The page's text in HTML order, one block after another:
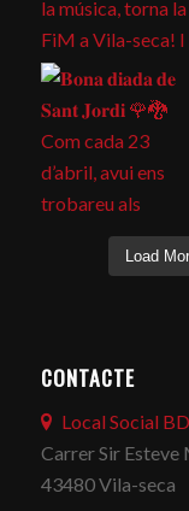
Load
CONTACTE
Local Social
Carrer Sir
43480 Vila-seca